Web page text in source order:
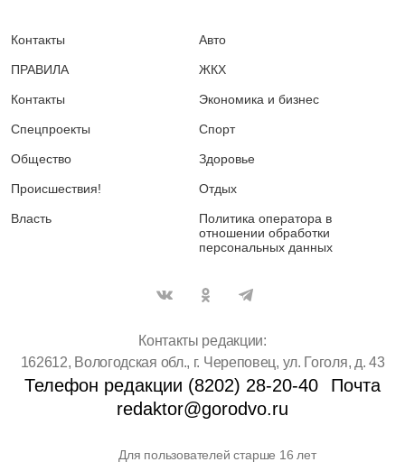
Контакты
ПРАВИЛА
Контакты
Спецпроекты
Общество
Происшествия!
Власть
Авто
ЖКХ
Экономика и бизнес
Спорт
Здоровье
Отдых
Политика оператора в
отношении обработки
персональных данных
Контакты редакции:
162612, Вологодская обл., г. Череповец, ул. Гоголя, д. 43
Телефон редакции (8202) 28-20-40
Почта
redaktor@gorodvo.ru
Для пользователей старше 16 лет